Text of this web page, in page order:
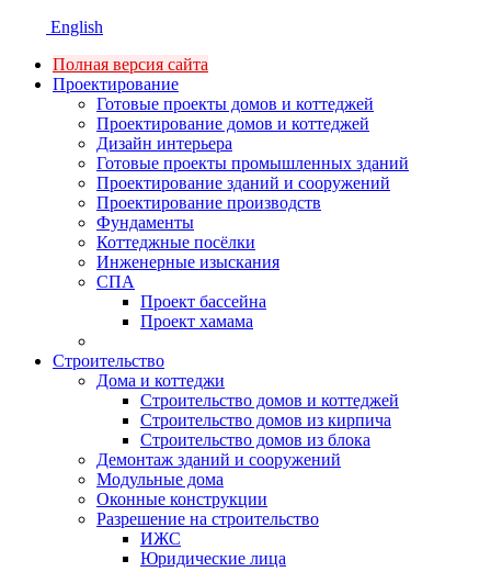
English
Полная версия сайта
Проектирование
Готовые проекты домов и коттеджей
Проектирование домов и коттеджей
Дизайн интерьера
Готовые проекты промышленных зданий
Проектирование зданий и сооружений
Проектирование производств
Фундаменты
Коттеджные посёлки
Инженерные изыскания
СПА
Проект бассейна
Проект хамама
Строительство
Дома и коттеджи
Строительство домов и коттеджей
Строительство домов из кирпича
Строительство домов из блока
Демонтаж зданий и сооружений
Модульные дома
Оконные конструкции
Разрешение на строительство
ИЖС
Юридические лица